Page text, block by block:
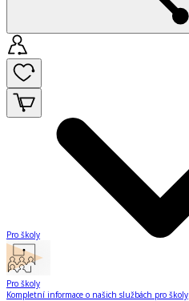
Pro školy
Pro školy
Kompletní informace o našich službách pro školy